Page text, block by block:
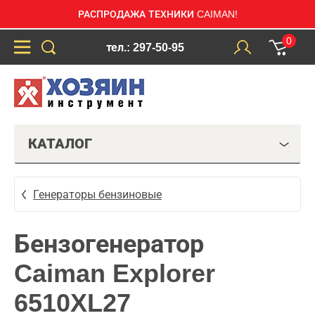
РАСПРОДАЖА ТЕХНИКИ CAIMAN!
тел.: 297-50-95
0
КАТАЛОГ
Генераторы бензиновые
Бензогенератор
Caiman Explorer
6510XL27